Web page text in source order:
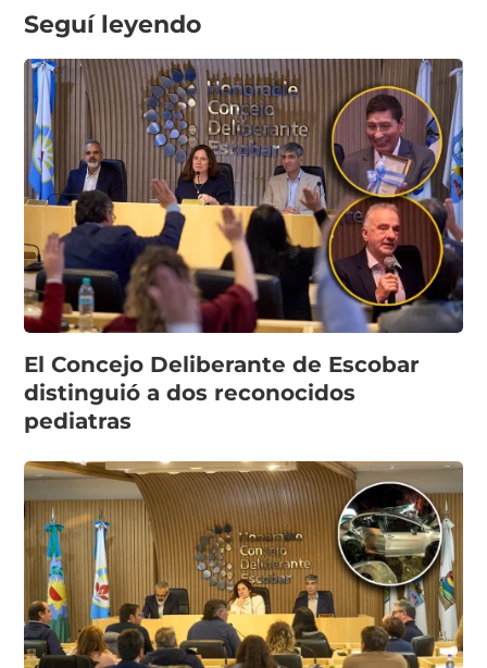
Seguí leyendo
El Concejo Deliberante de Escobar
distinguió a dos reconocidos
pediatras